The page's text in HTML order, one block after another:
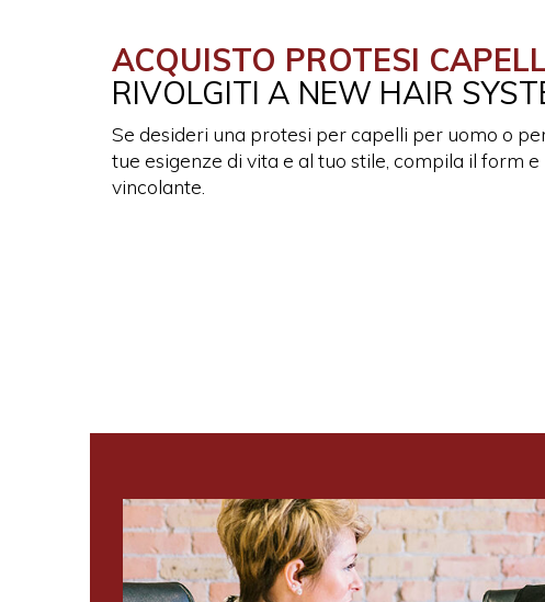
ACQUISTO PROTESI
RIVOLGITI A NEW HAIR
Se desideri una protesi per capelli per uomo o
tue esigenze di vita e al tuo stile, compila il form
vincolante.